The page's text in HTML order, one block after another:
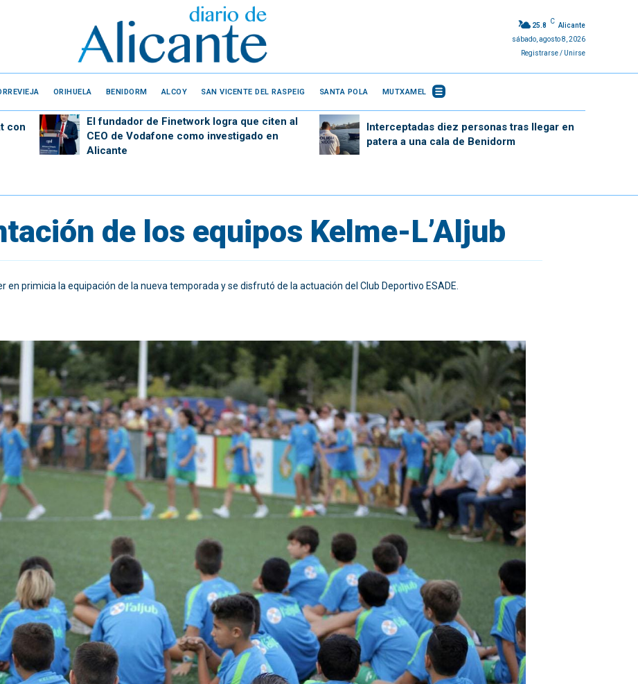
25.8
C
Alicante
sábado, agosto 8, 2026
Registrarse / Unirse
ORIHUELA BENIDORM ALCOY SAN VICENTE DEL RASPEIG SANTA POLA MUTXAMEL
con
El fundador de Finetwork logra que citen al
CEO de Vodafone como investigado en
Alicante
Interceptadas diez personas tras llegar en
patera a una cala de Benidorm
de los equipos Kelme-L’Aljub
en primicia la equipación de la nueva temporada y se disfrutó de la actuación del Club Deportivo ESADE.